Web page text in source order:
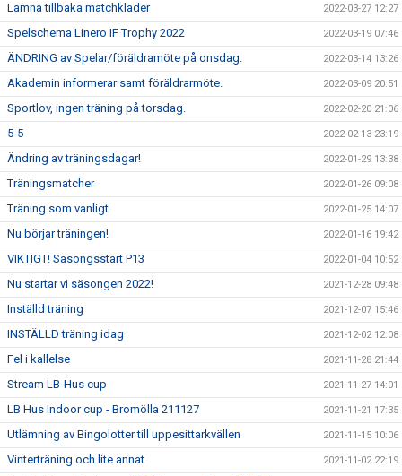
Lämna tillbaka matchkläder 2022-03-27 12:27
Spelschema Linero IF Trophy 2022 2022-03-19 07:46
ÄNDRING av Spelar/föräldramöte på onsdag. 2022-03-14 13:26
Akademin informerar samt föräldrarmöte. 2022-03-09 20:51
Sportlov, ingen träning på torsdag. 2022-02-20 21:06
5-5 2022-02-13 23:19
Ändring av träningsdagar! 2022-01-29 13:38
Träningsmatcher 2022-01-26 09:08
Träning som vanligt 2022-01-25 14:07
Nu börjar träningen! 2022-01-16 19:42
VIKTIGT! Säsongsstart P13 2022-01-04 10:52
Nu startar vi säsongen 2022! 2021-12-28 09:48
Inställd träning 2021-12-07 15:46
INSTÄLLD träning idag 2021-12-02 12:08
Fel i kallelse 2021-11-28 21:44
Stream LB-Hus cup 2021-11-27 14:01
LB Hus Indoor cup - Bromölla 211127 2021-11-21 17:35
Utlämning av Bingolotter till uppesittarkvällen 2021-11-15 10:06
Vinterträning och lite annat 2021-11-02 22:19